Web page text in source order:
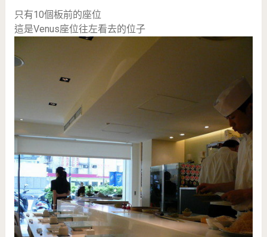
只有10個板前的座位
這是Venus座位往左看去的位子